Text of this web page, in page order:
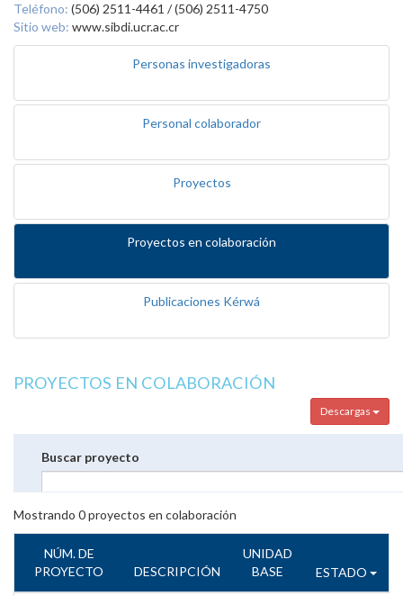
Teléfono: (506) 2511-4461 / (506) 2511-4750
Sitio web: www.sibdi.ucr.ac.cr
Personas investigadoras
Personal colaborador
Proyectos
Proyectos en colaboración
Publicaciones Kérwá
PROYECTOS EN COLABORACIÓN
Descargas
Buscar proyecto
Mostrando 0proyectos en colaboración
NÚM. DE
PROYECTO
DESCRIPCIÓN
UNIDAD
BASE
ESTADO